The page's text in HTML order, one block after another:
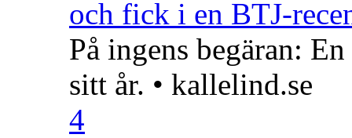
och fick i en BTJ-
På ingens begäran:
sitt år. • kallelind.se
4